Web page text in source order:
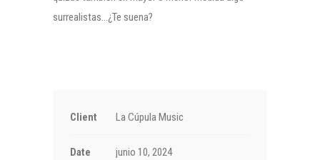
surrealistas…¿Te suena?
Client La Cúpula Music
Date junio 10, 2024